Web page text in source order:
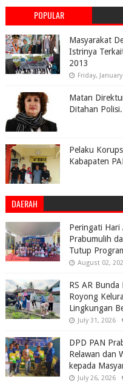
POPULAR
Masyarakat
Istrinya
2013
Friday,
Matan
Ditahan Polisi.
Pelaku
Kabapaten
DAERAH
Peringati Hari
Prabumulih
Tutup
August 02,
RS AR
Royong
Lingkungan
July 31, 2026
DPD PAN
Relawan dan
kepada
July 26, 2026